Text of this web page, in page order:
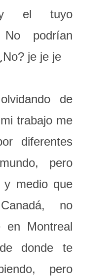
y el tuyo
No podrían
je je je
de
trabajo me
diferentes
pero
medio que
no
en Montreal
donde te
pero